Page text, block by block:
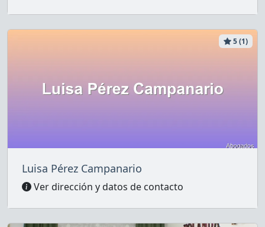
5 (1)
Luisa Pérez Campanario
Ver dirección y datos de contacto